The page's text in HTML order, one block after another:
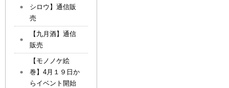
シロウ】通信販
売
【九月酒】通信
販売
【モノノケ絵
巻】4月１９日か
らイベント開始